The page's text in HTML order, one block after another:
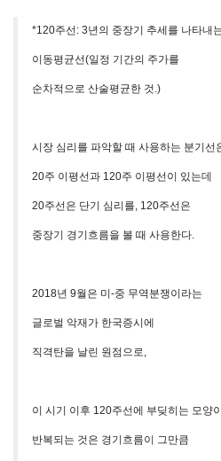
*120주선 : 3년의 중장기 추세를 나타내
이동평균선(일정 기간의 주가를
순차적으로 산술평균한 것.)
시장 심리를 파악할 때 사용하는 분기선
20주 이평선과 120주 이평선이 있는데
20주선은 단기 심리를, 120주선은
중장기 경기흐름을 볼 때 사용한다.
2018년 9월 은 미-중 무역분쟁이라는
글로벌 악재가 한국증시에
직격탄을 날린 원점으로,
이 시기 이후 120주선에 부딪히는 모양이
반복되는 것은 경기흐름이 그만큼